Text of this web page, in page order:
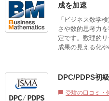
成を加速
「ビジネス数学
さや数的思考力
定です。数理的
成果の見える化
DPC/PDPS初
chat_bubble 受験の口コミ・